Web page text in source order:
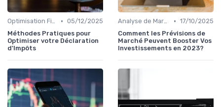
Optimisation Fiscale • 05/12/2025
Méthodes Pratiques pour
Optimiser votre Déclaration
d'Impôts
Analyse de Marché et Prévisions • 17/10/2025
Comment les Prévisions de
Marché Peuvent Booster Vos
Investissements en 2023?